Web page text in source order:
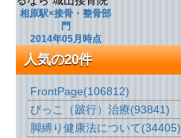
相原駅×接骨・整骨部
門
2014年05月時点
人気の20件
FrontPage(106812)
びっこ（跛行）治療(93841)
脚縛り健康法について(34405)